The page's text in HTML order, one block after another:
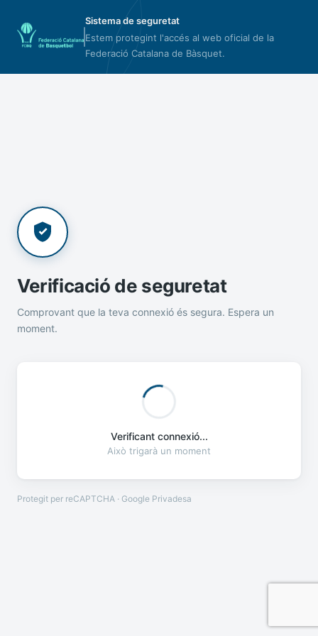
Sistema de seguretat
Estem protegint l'accés al web oficial de la
Federació Catalana de Bàsquet.
Verificació de seguretat
Comprovant que la teva connexió és segura. Espera un
moment.
Verificant connexió...
Això trigarà un moment
Protegit per reCAPTCHA · Google Privadesa